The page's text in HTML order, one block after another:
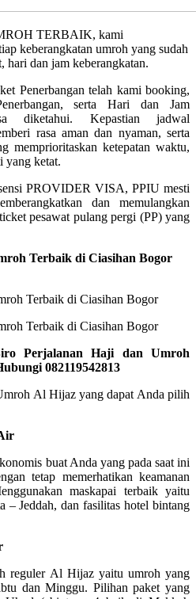
TERBAIK, kami
keberangkatan umroh yang sudah
hari dan jam keberangkatan.
Penerbangan telah kami booking,
serta Hari dan Jam
diketahui. Kepastian jadwal
rasa aman dan nyaman, serta
memprioritaskan ketepatan waktu,
yang ketat.
PROVIDER VISA, PPIU mesti
dan memulangkan
pesawat pulang pergi (PP) yang
Terbaik di Ciasihan Bogor
Perjalanan Haji dan Umroh
082119542813
Al Hijaz yang dapat Anda pilih
buat Anda yang pada saat ini
tetap memerhatikan keamanan
maskapai terbaik yaitu
– Jeddah, dan fasilitas hotel bintang
reguler Al Hijaz yaitu umroh yang
dan Minggu. Pilihan paket yang